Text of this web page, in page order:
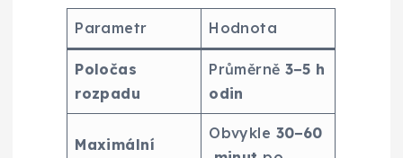
Parametr Hodnota
Poločas
rozpadu
Průměrně3−5 h
odin
Maximální
Obvykle 30−60